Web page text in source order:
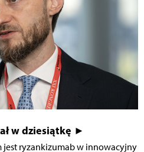
w dziesiątkę ►
ryzankizumab w innowacyjny